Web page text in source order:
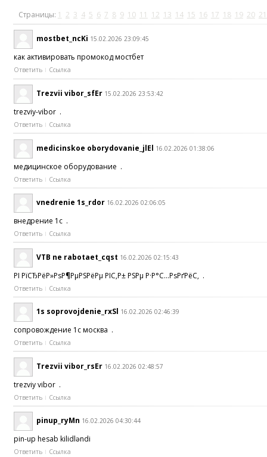
Страницы: 1 2 3 4 5 6 7 8 9 10 11 12 13 14 15 16 17 18 19 20 21
mostbet_ncKi 15.02.2026 23:09:45
как активировать промокод мостбет
Ответить Ссылка
Trezvii vibor_sfEr 15.02.2026 23:53:42
trezviy-vibor .
Ответить Ссылка
medicinskoe oborydovanie_jlEl 16.02.2026 01:38:06
медицинское оборудование .
Ответить Ссылка
vnedrenie 1s_rdor 16.02.2026 02:06:05
внедрение 1с .
Ответить Ссылка
VTB ne rabotaet_cqst 16.02.2026 02:15:43
РІ РїСЂРёР»РѕР¶РµРЅРёРµ РІС‚Р± РЅРµ Р·Р°С…РѕРґРёС‚ .
Ответить Ссылка
1s soprovojdenie_rxSl 16.02.2026 02:46:39
сопровождение 1с москва .
Ответить Ссылка
Trezvii vibor_rsEr 16.02.2026 02:48:57
trezviy vibor .
Ответить Ссылка
pinup_ryMn 16.02.2026 04:30:44
pin-up hesab kilidləndi
Ответить Ссылка